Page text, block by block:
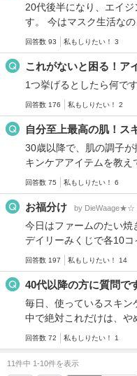
20代後半になり、エイ
す。 今はマスク生活なの
回答数 93 私もしりたい！ 3
これがないと困る！ア
1つ挙げるとしたら何で
回答数 176 私もしりたい！ 2
自分至上最高の肌！ス
30歳以降で、肌の調子
キンケアアイテムを教え
回答数 75 私もしりたい！ 6
お福分け by DieWaage★☆
今日はファームのたい焼
デイリーみくじで各10コ
回答数 197 私もしりたい！ 14
40代以降の方に質問で
毎日、使っているスキ
中で絶対これだけは、や
回答数 72 私もしりたい！ 1
11件中 1-10件を表示